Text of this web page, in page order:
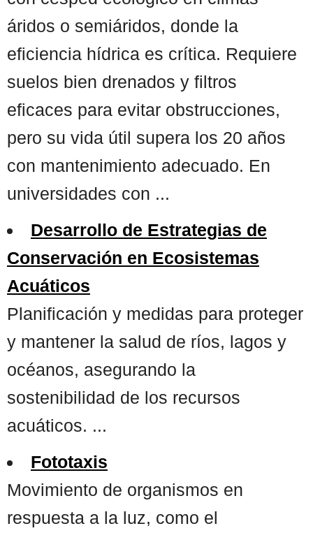
áridos o semiáridos, donde la
eficiencia hídrica es crítica. Requiere
suelos bien drenados y filtros
eficaces para evitar obstrucciones,
pero su vida útil supera los 20 años
con mantenimiento adecuado. En
universidades con ...
Desarrollo de Estrategias de
Conservación en Ecosistemas
Acuáticos
Planificación y medidas para proteger
y mantener la salud de ríos, lagos y
océanos, asegurando la
sostenibilidad de los recursos
acuáticos. ...
Fototaxis
Movimiento de organismos en
respuesta a la luz, como el